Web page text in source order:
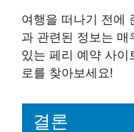
여행을 떠나기 전에
과 관련된 정보는 매
있는 페리 예약 사이
로를 찾아보세요!
결론